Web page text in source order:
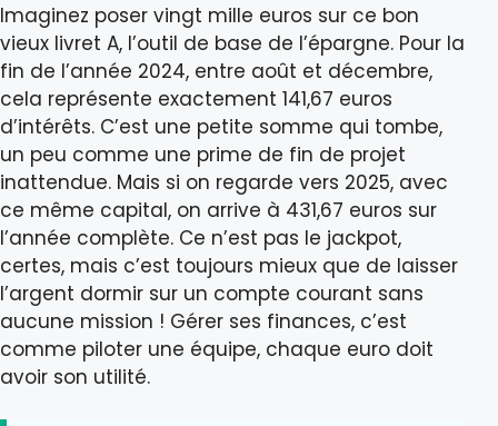
Imaginez poser vingt mille euros sur ce bon
vieux livret A, l’outil de base de l’épargne. Pour la
fin de l’année 2024, entre août et décembre,
cela représente exactement 141,67 euros
d’intérêts. C’est une petite somme qui tombe,
un peu comme une prime de fin de projet
inattendue. Mais si on regarde vers 2025, avec
ce même capital, on arrive à 431,67 euros sur
l’année complète. Ce n’est pas le jackpot,
certes, mais c’est toujours mieux que de laisser
l’argent dormir sur un compte courant sans
aucune mission ! Gérer ses finances, c’est
comme piloter une équipe, chaque euro doit
avoir son utilité.